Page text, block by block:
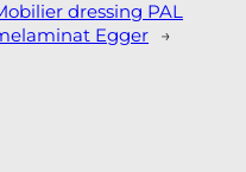
dressing PAL
Egger
→